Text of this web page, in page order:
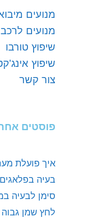
מנועים
מנועים לרכב
שיפוץ טורבו
שיפוץ
צור קשר
פוסטים
איך פועלת
בעיה
סימן לבעיה
לחץ שמן גבוה